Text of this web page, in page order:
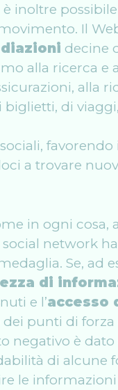
inoltre possibile
Il
decine
alla ricerca e
alla
di
a trovare
in ogni cosa,
network
Se, ad
di
e l’accesso
dei punti di forza
negativo è dato
di alcune
le